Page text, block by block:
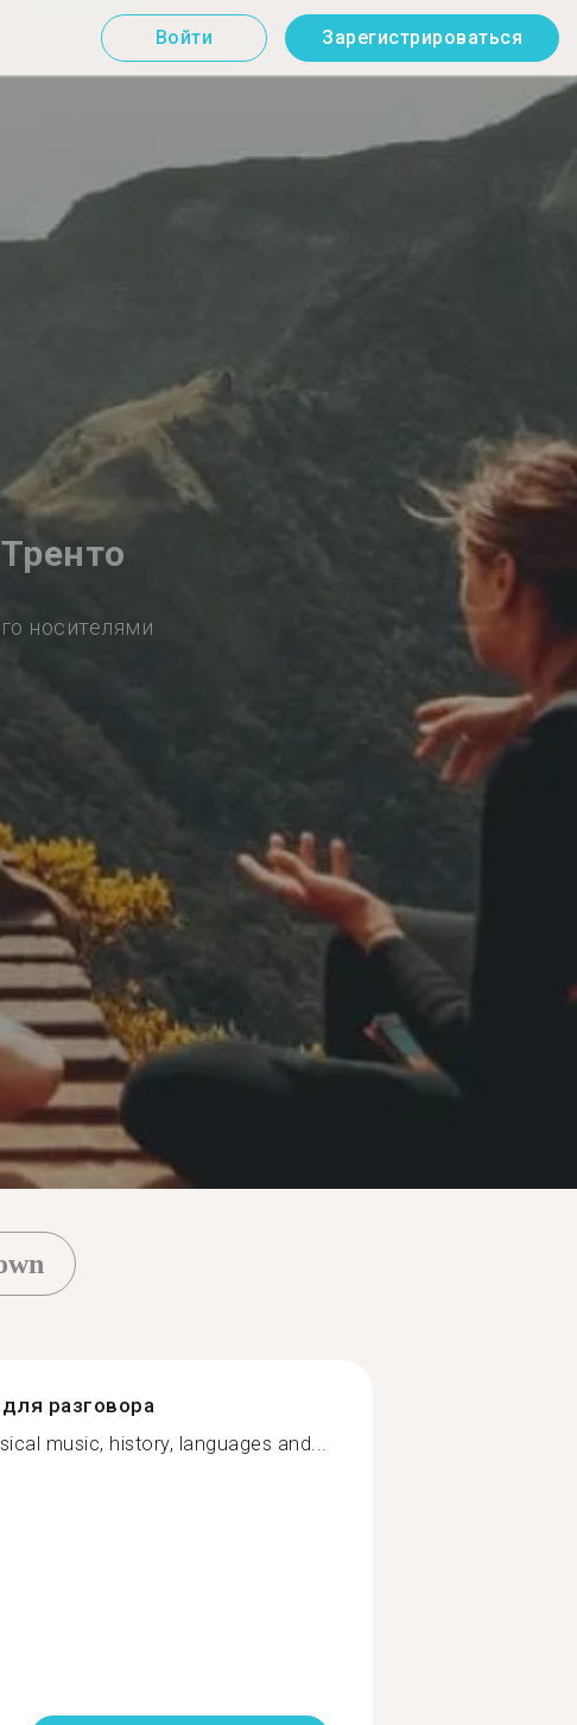
Войти Зарегистрироваться
носителями
разговора
music, history, languages and...